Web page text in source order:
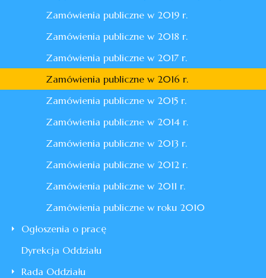
Zamówienia publiczne w 2019 r.
Zamówienia publiczne w 2018 r.
Zamówienia publiczne w 2017 r.
Zamówienia publiczne w 2016 r.
Zamówienia publiczne w 2015 r.
Zamówienia publiczne w 2014 r.
Zamówienia publiczne w 2013 r.
Zamówienia publiczne w 2012 r.
Zamówienia publiczne w 2011 r.
Zamówienia publiczne w roku 2010
Ogłoszenia o pracę
Dyrekcja Oddziału
Rada Oddziału